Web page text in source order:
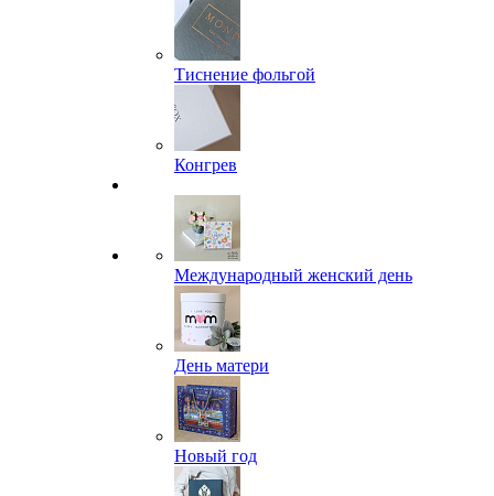
Тиснение фольгой
Конгрев
Международный женский день
День матери
Новый год